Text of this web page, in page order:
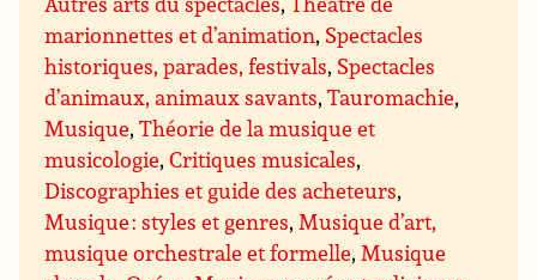
marionnettes et d’animation, Spectacles
historiques, parades, festivals, Spectacles
d’animaux, animaux savants,Tauromachie,
Musique,Théorie de la musique et
musicologie,Critiques musicales,
Discographies et guide des acheteurs,
Musique : styles et genres,Musique d’art,
musique orchestrale et formelle,Musique